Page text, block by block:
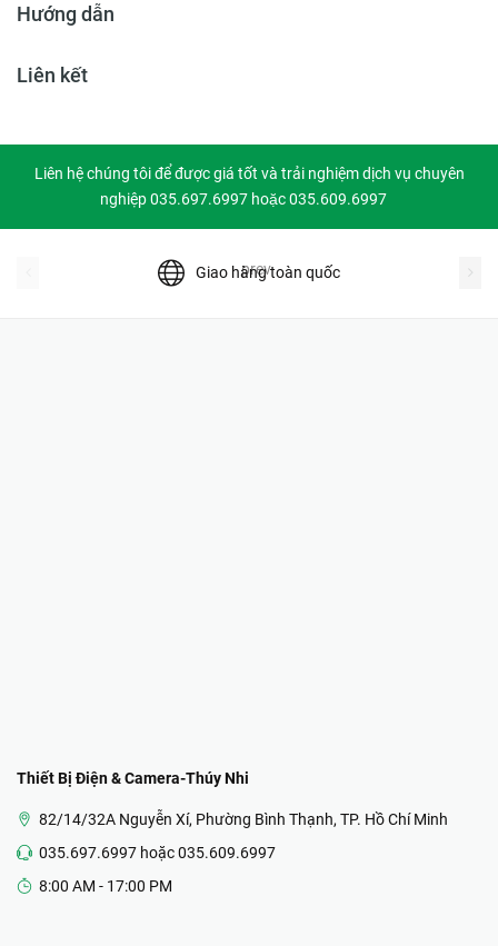
Hướng dẫn
Liên kết
Liên hệ chúng tôi để được giá tốt và trải nghiệm dịch vụ chuyên
nghiệp 035.697.6997 hoặc 035.609.6997
Giao hàng toàn quốc
prev
Thiết Bị Điện & Camera-Thúy Nhi
82/14/32A Nguyễn Xí, Phường Bình Thạnh, TP. Hồ Chí Minh
035.697.6997 hoặc 035.609.6997
8:00 AM - 17:00 PM